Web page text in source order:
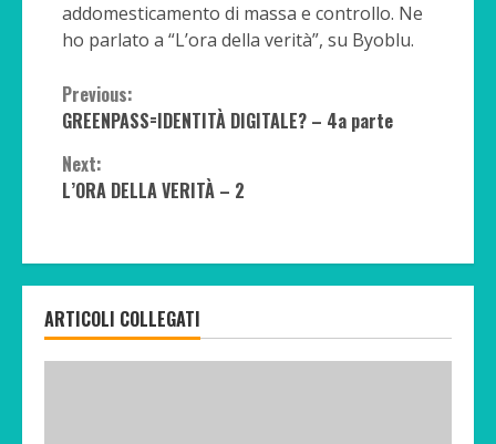
addomesticamento di massa e controllo. Ne
ho parlato a “L’ora della verità”, su Byoblu.
Continue
Reading
Previous:
GREENPASS=IDENTITÀ DIGITALE? – 4a parte
Next:
L’ORA DELLA VERITÀ – 2
ARTICOLI COLLEGATI